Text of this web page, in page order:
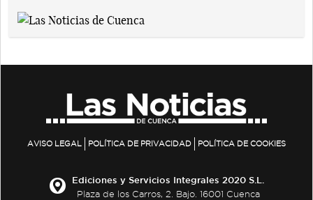
AVISO LEGAL POLÍTICA DE PRIVACIDAD POLÍTICA DE COOKIES
Ediciones y Servicios Integrales 2020 S.L.
Plaza de los Carros, 2. Bajo. 16001 Cuenca